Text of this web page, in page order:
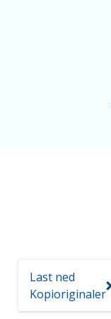
Last ned
Kopioriginaler